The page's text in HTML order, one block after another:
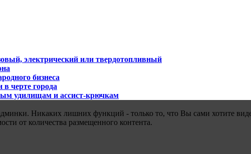
электрический или твердотопливный
бизнеса
черте города
удилищам и ассист-крючкам
Никаких лишних функций - только то, что Вы сами хотите
от количества размещенного контента.